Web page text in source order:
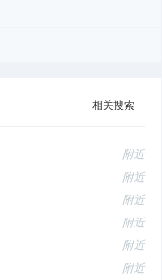
相关搜索
附近
附近
附近
附近
附近
附近